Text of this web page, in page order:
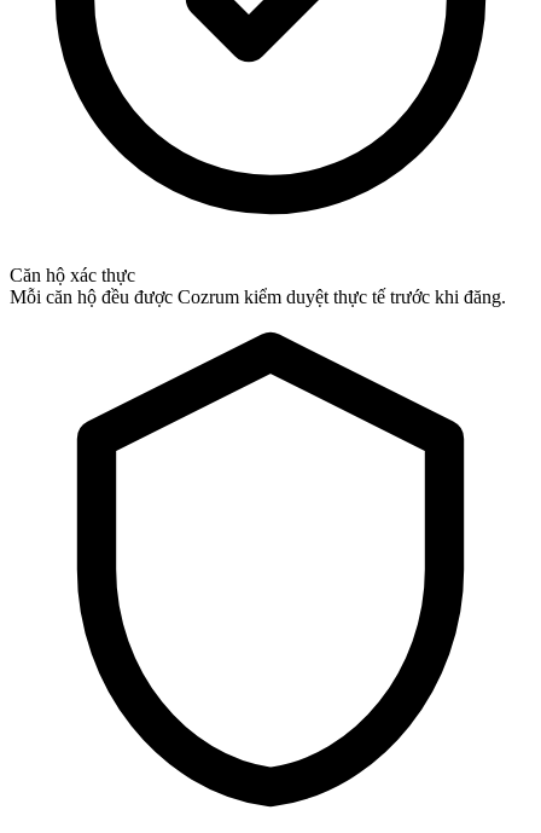
Căn hộ xác thực
Mỗi căn hộ đều được Cozrum kiểm duyệt thực tế trước khi đăng.